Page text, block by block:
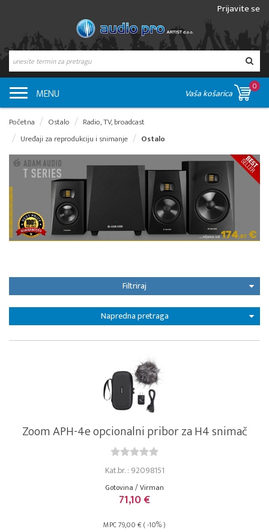
Prijavite se
MENU Vaša košarica
0
Početna Ostalo
Radio, TV, broadcast
Uređaji za reprodukciju i snimanje
Ostalo
Filtriraj
Napredna pretraga
Zoom APH-4e opcionalni pribor za H4 snimač
Kat.br. : 92098151
Gotovina / Virman
71,10 €
MPC 79,00 € ( -10% )